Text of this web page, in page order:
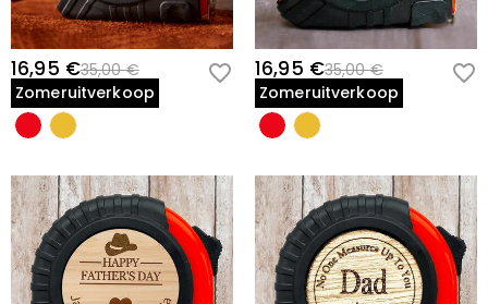
16,95 €35,00 €
Zomeruitverkoop
16,95 €35,00 €
Zomeruitverkoop